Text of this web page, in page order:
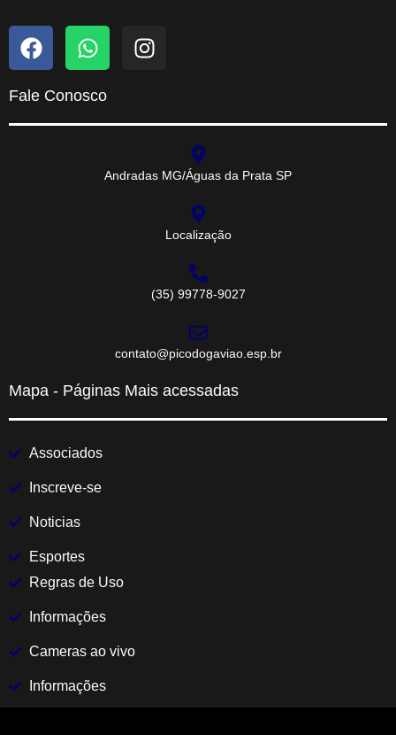
Fale Conosco
Andradas MG/Águas da Prata SP
Localização
(35) 99778-9027
contato@picodogaviao.esp.br
Mapa - Páginas Mais acessadas
Associados
Inscreve-se
Noticias
Esportes
Regras de Uso
Informações
Cameras ao vivo
Informações